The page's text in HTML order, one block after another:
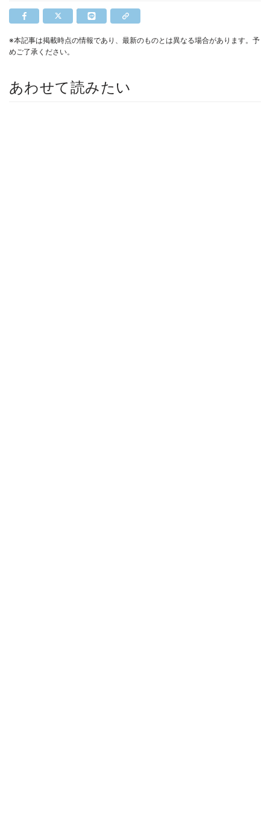
※本記事は掲載時点の情報であり、最新のものとは異なる場合があります。予
めご了承ください。
あわせて読みたい